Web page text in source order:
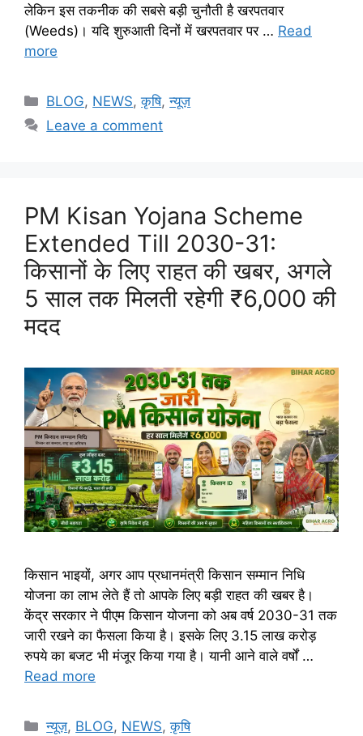
लेकिन इस तकनीक की सबसे बड़ी चुनौती है खरपतवार
(Weeds)। यदि शुरुआती दिनों में खरपतवार पर … Read
more
BLOG, NEWS,कृषि,न्यूज़
Leave a comment
PM Kisan Yojana Scheme
Extended Till 2030-31:
किसानों के लिए राहत की खबर, अगले
5 साल तक मिलती रहेगी ₹6,000 की
मदद
किसान भाइयों, अगर आप प्रधानमंत्री किसान सम्मान निधि
योजना का लाभ लेते हैं तो आपके लिए बड़ी राहत की खबर है।
केंद्र सरकार ने पीएम किसान योजना को अब वर्ष 2030-31 तक
जारी रखने का फैसला किया है। इसके लिए 3.15 लाख करोड़
रुपये का बजट भी मंजूर किया गया है। यानी आने वाले वर्षों …
Read more
न्यूज़, BLOG, NEWS,कृषि